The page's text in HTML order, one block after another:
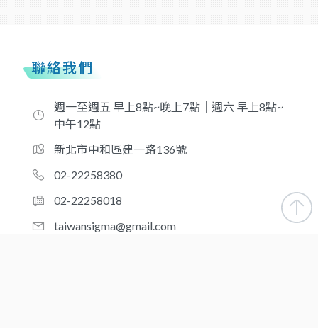
聯絡我們
週一至週五 早上8點~晚上7點｜週六 早上8點~
中午12點
新北市中和區建一路136號
02-22258380
02-22258018
taiwansigma@gmail.com